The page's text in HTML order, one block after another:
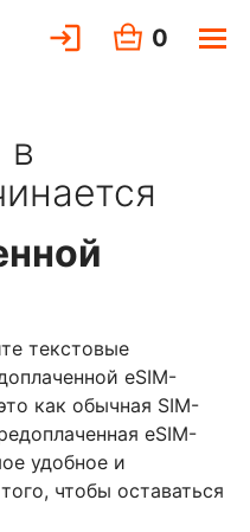
0
в
текстовые
eSIM-
как обычная SIM-
eSIM-
удобное и
чтобы оставаться